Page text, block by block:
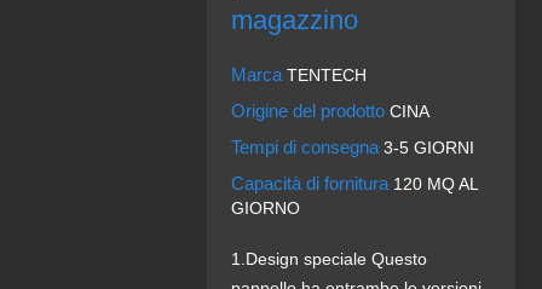
magazzino
Marca TENTECH
Origine del prodotto CINA
Tempi di consegna 3-5 GIORNI
Capacità di fornitura 120 MQ AL
GIORNO
1.Design speciale Questo